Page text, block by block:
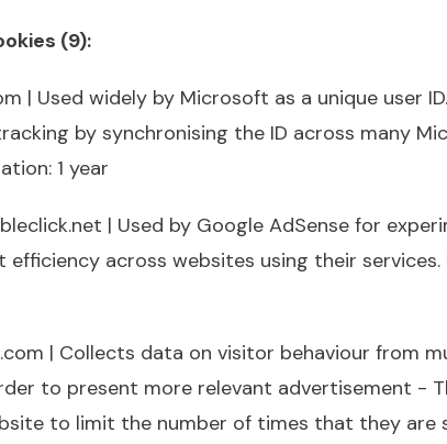
(9):
| Used widely by Microsoft as a unique user
by synchronising the ID across many
1 year
| Used by Google AdSense for
efficiency across websites using their services.
| Collects data on visitor behaviour from
to present more relevant advertisement -
to limit the number of times that they are